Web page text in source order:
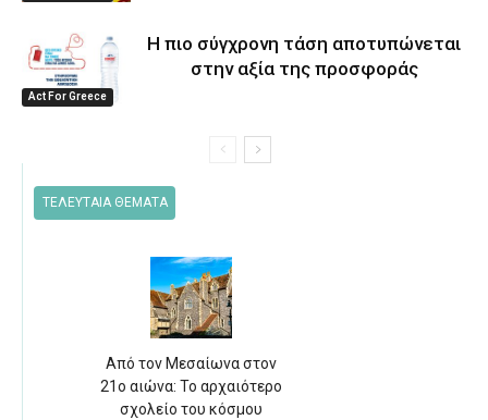
Act For Greece
Η πιο σύγχρονη τάση αποτυπώνεται
στην αξία της προσφοράς
ΤΕΛΕΥΤΑΙΑ ΘΕΜΑΤΑ
Από τον Μεσαίωνα στον
21ο αιώνα: Το αρχαιότερο
σχολείο του κόσμου